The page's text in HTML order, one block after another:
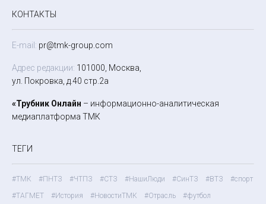
КОНТАКТЫ
E-mail: pr@tmk-group.com
Адрес редакции: 101000, Москва,
ул. Покровка, д.40 стр.2а
«Трубник Онлайн – информационно-аналитическая
медиаплатформа ТМК
ТЕГИ
#ТМК #ПНТЗ #ЧТПЗ #СТЗ #НашиЛюди #СинТЗ #ВТЗ
#спорт
#ТАГМЕТ
#История #НовостиТМК #Отрасль #футбол